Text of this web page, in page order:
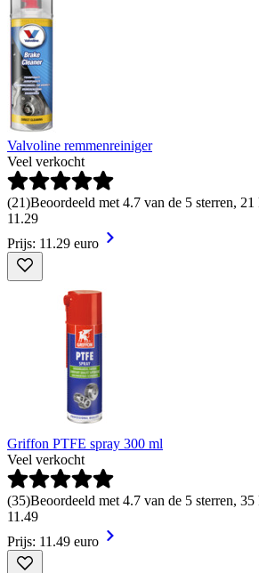
Valvoline remmenreiniger
Veel verkocht
(21)Beoordeeld met 4.7 van de 5 sterren,
11.29
Prijs: 11.29 euro
Griffon PTFE spray 300 ml
Veel verkocht
(35)Beoordeeld met 4.7 van de 5 sterren,
11.49
Prijs: 11.49 euro